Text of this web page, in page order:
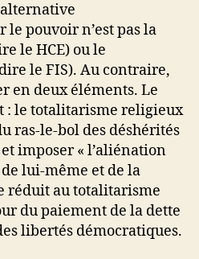
le pouvoir n’est pas la
le HCE) ou le
le FIS). Au contraire,
en deux éléments. Le
: le totalitarisme religieux
ras-le-bol des déshérités
imposer « l’aliénation
de lui-même et de la
réduit au totalitarisme
du paiement de la dette
libertés démocratiques.